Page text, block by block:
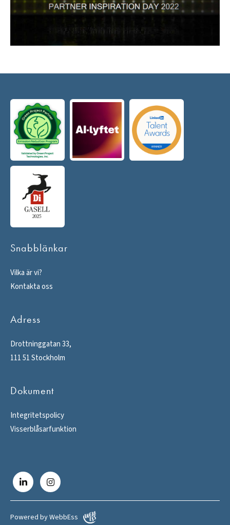
Snabblänkar
Vilka är vi?
Kontakta oss
Adress
Drottninggatan 33,
111 51 Stockholm
Dokument
Integritetspolicy
Visserblåsarfunktion
Powered by WebbEss